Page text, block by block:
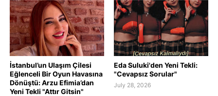
İstanbul’un Ulaşım Çilesi
Eğlenceli Bir Oyun Havasına
Dönüştü: Arzu Efimia’dan
Yeni Tekli "Attır Gitsin"
Eda Suluki'den Yeni Tekli:
"Cevapsız Sorular"
July 28, 2026